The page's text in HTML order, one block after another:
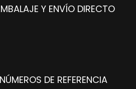
Y ENVÍO DIRECTO
DE REFERENCIA